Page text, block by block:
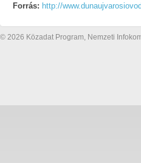
Forrás: http://
© 2026 Közadat Program, Nemzeti